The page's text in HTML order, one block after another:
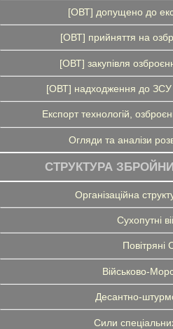
[ОВТ] допущено до
[ОВТ] прийняття на
[ОВТ] закупівля
[ОВТ] надходження до ЗСУ
Експорт технологій,
Огляди та аналізи
СТРУКТУРА
Організаційна
Сухопутні
Повітряні
Військово-
Десантно-
Сили